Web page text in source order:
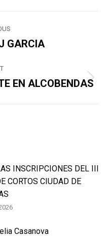
GARCIA
EN ALCOBENDAS
INSCRIPCIONES DEL III
CORTOS CIUDAD DE
Casanova